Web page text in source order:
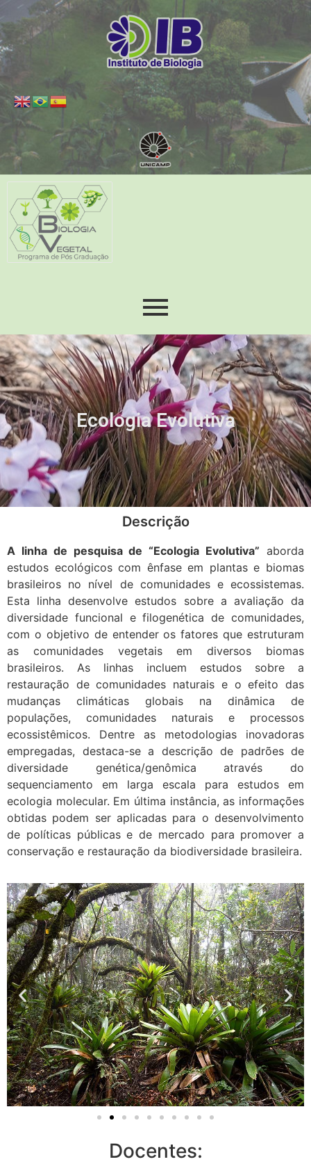
Ecologia Evolutiva
Descrição
A linha de pesquisa de “Ecologia Evolutiva” aborda
estudos ecológicos com ênfase em plantas e biomas
brasileiros no nível de comunidades e ecossistemas.
Esta linha desenvolve estudos sobre a avaliação da
diversidade funcional e filogenética de comunidades,
com o objetivo de entender os fatores que estruturam
as comunidades vegetais em diversos biomas
brasileiros. As linhas incluem estudos sobre a
restauração de comunidades naturais e o efeito das
mudanças climáticas globais na dinâmica de
populações, comunidades naturais e processos
ecossistêmicos. Dentre as metodologias inovadoras
empregadas, destaca-se a descrição de padrões de
diversidade genética/genômica através do
sequenciamento em larga escala para estudos em
ecologia molecular. Em última instância, as informações
obtidas podem ser aplicadas para o desenvolvimento
de políticas públicas e de mercado para promover a
conservação e restauração da biodiversidade brasileira.
Docentes: